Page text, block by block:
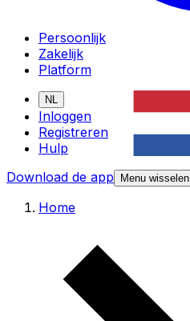
Persoonlijk
Zakelijk
Platform
NL
Inloggen
Registreren
Hulp
Download de app
Menu wisselen
Home